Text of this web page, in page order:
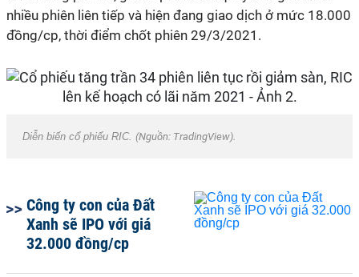
nhiều phiên liên tiếp và hiện đang giao dịch ở mức 18.000
đồng/cp, thời điểm chốt phiên 29/3/2021.
Diễn biến cổ phiếu RIC. (Nguồn: TradingView).
Công ty con của Đất
Xanh sẽ IPO với giá
32.000 đồng/cp